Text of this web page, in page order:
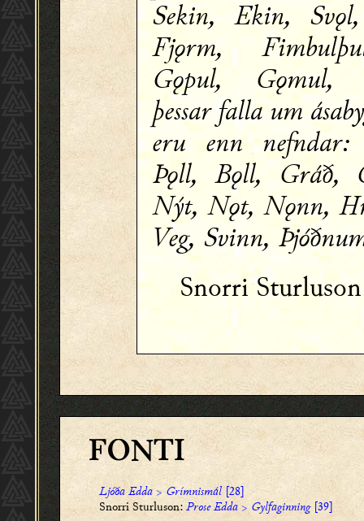
Sekin, Ekin,
Fjǫrm,
Gǫpul, Gǫmul,
þessar falla um
eru enn
Þǫll, Bǫll, Gráð,
Nýt, Nǫt, Nǫnn,
Veg, Svinn,
Snorri
FONTI
Ljóða Edda >Grímnismál [28]
Snorri Sturluson: Prose Edda > Gylfaginning[39]